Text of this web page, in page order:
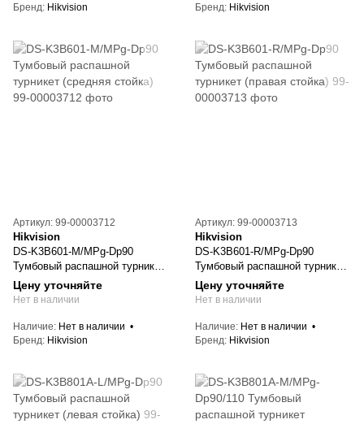
Бренд Hikvision
Бренд Hikvision
Артикул: 99-00003712
Hikvision
DS-K3B601-M/MPg-Dp90
Тумбовый распашной турникет
(средняя стойка)
Цену уточняйте
Нет в наличии
Наличие
Нет в наличии
Бренд Hikvision
Артикул: 99-00003713
Hikvision
DS-K3B601-R/MPg-Dp90
Тумбовый распашной турникет
(правая стойка)
Цену уточняйте
Нет в наличии
Наличие
Нет в наличии
Бренд Hikvision